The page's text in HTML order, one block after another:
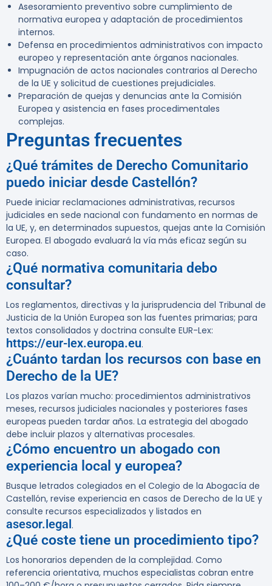
Asesoramiento preventivo sobre cumplimiento de
normativa europea y adaptación de procedimientos
internos.
Defensa en procedimientos administrativos con impacto
europeo y representación ante órganos nacionales.
Impugnación de actos nacionales contrarios al Derecho
de la UE y solicitud de cuestiones prejudiciales.
Preparación de quejas y denuncias ante la Comisión
Europea y asistencia en fases procedimentales
complejas.
Preguntas frecuentes
¿Qué trámites de Derecho Comunitario
puedo iniciar desde Castellón?
Puede iniciar reclamaciones administrativas, recursos
judiciales en sede nacional con fundamento en normas de
la UE, y, en determinados supuestos, quejas ante la Comisión
Europea. El abogado evaluará la vía más eficaz según su
caso.
¿Qué normativa comunitaria debo
consultar?
Los reglamentos, directivas y la jurisprudencia del Tribunal de
Justicia de la Unión Europea son las fuentes primarias; para
textos consolidados y doctrina consulte EUR-Lex:
https://eur-lex.europa.eu.
¿Cuánto tardan los recursos con base en
Derecho de la UE?
Los plazos varían mucho: procedimientos administrativos
meses, recursos judiciales nacionales y posteriores fases
europeas pueden tardar años. La estrategia del abogado
debe incluir plazos y alternativas procesales.
¿Cómo encuentro un abogado con
experiencia local y europea?
Busque letrados colegiados en el Colegio de la Abogacía de
Castellón, revise experiencia en casos de Derecho de la UE y
consulte recursos especializados y listados en
asesor.legal.
¿Qué coste tiene un procedimiento tipo?
Los honorarios dependen de la complejidad. Como
referencia orientativa, muchos especialistas cobran entre